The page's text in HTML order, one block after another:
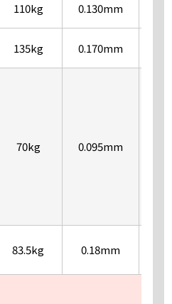
110kg 0.130mm
135kg 0.170mm
70kg 0.095mm
83.5kg 0.18mm